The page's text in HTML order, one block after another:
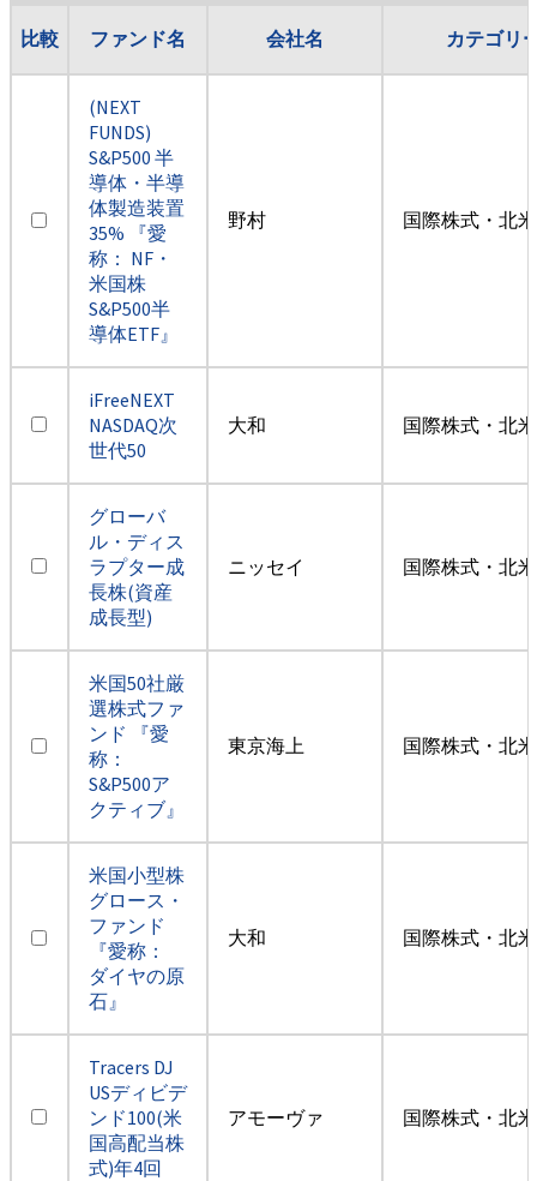
比較 ファンド名 会社名 カテゴリ
(NEXT
FUNDS)
S&P500 半
導体・半導
体製造装置
35% 『愛
称： NF・
米国株
S&P500半
導体ETF』
野村 国際株式・北
iFreeNEXT
NASDAQ次
世代50
大和 国際株式・北
グローバ
ル・ディス
ラプター成
長株(資産
成長型)
ニッセイ 国際株式・北
米国50社厳
選株式ファ
ンド 『愛
称：
S&P500ア
クティブ』
東京海上 国際株式・北
米国小型株
グロース・
ファンド
『愛称：
ダイヤの原
石』
大和 国際株式・北
Tracers DJ
USディビデ
ンド100(米
国高配当株
式)年4回
アモーヴァ 国際株式・北